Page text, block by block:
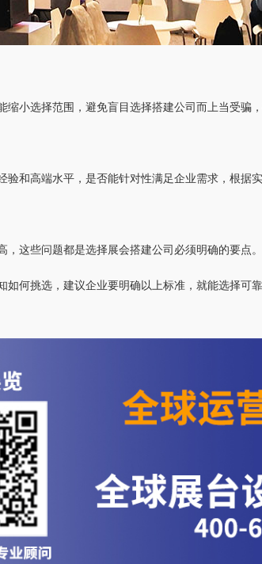
小选择范围，避免盲目选择搭建公司而上当受骗
和高端水平，是否能针对性满足企业需求，根据
这些问题都是选择展会搭建公司必须明确的要点。
何挑选，建议企业要明确以上标准，就能选择可